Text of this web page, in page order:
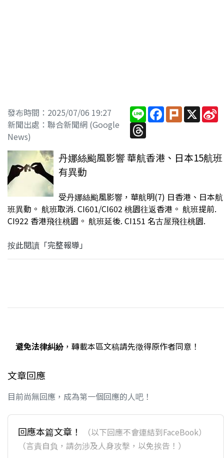
發布時間：2025/07/06 19:27
新聞出處：聯合新聞網 (Google
News)
LineFacebook
PlurkX
Threads
丹娜絲颱風影響 華航香港、日本15航班
有異動
受丹娜絲颱風影響，華航明(7) 日香港、日本航
班異動。 航班取消. CI601/CI602 桃園往返香港。 航班提前.
CI922 香港飛往桃園。 航班延後. CI151 名古屋飛往桃園.
按此閱讀「完整報導」
避免法律糾紛，轉載本區文稿請先徵得原作者同意！
文章回應
目前尚無回應，成為第一個回應的人吧！
回應本篇文章！
（以下回應不會連結到FaceBook）
（言責自負，請勿涉及人身攻擊，以免挨告！）